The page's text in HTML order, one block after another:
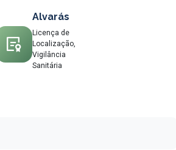
Alvarás
Licença de
Localização,
Vigilância
Sanitária